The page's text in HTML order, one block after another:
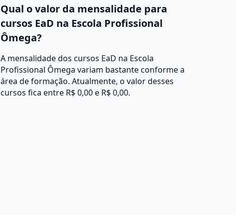
Qual o valor da mensalidade para
cursos EaD na Escola Profissional
Ômega?
A mensalidade dos cursos EaD na Escola
Profissional Ômega variam bastante conforme a
área de formação. Atualmente, o valor desses
cursos fica entre R$ 0,00 e R$ 0,00.